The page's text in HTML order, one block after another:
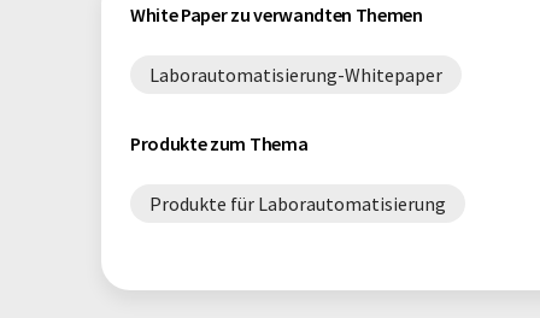
White Paper zu verwandten Themen
Laborautomatisierung-Whitepaper
Produkte zum Thema
Produkte für Laborautomatisierung